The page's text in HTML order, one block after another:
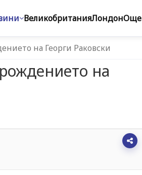
ВеликобританияЛондонОще
на Георги Раковски
на